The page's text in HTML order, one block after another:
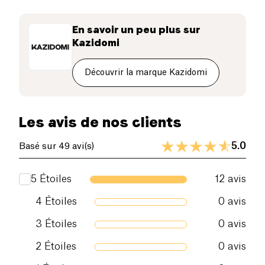
En savoir un peu plus sur
Kazidomi
Découvrir la marque Kazidomi
Les avis de nos clients
Basé sur 49 avi(s) 5.0
5 Étoiles 12 avis
4 Étoiles 0 avis
3 Étoiles 0 avis
2 Étoiles 0 avis